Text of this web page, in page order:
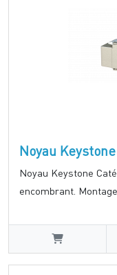
Noyau
Noyau Keystone
encombrant.